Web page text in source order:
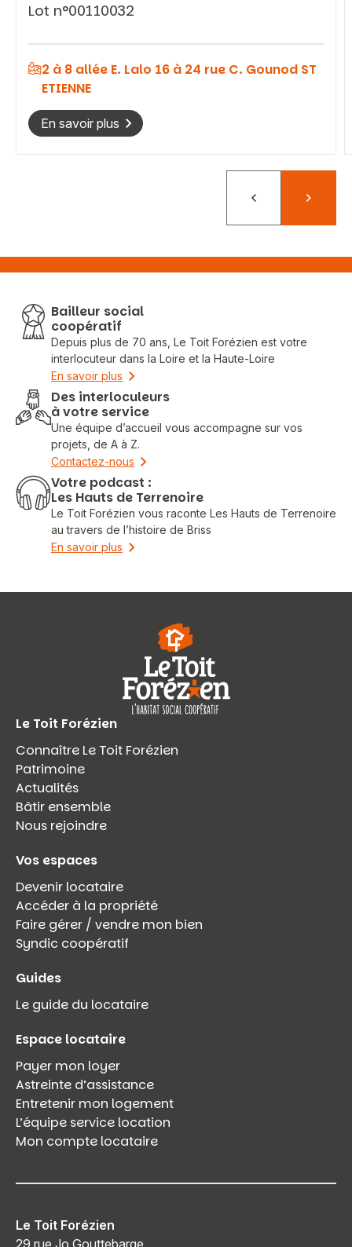
Rechercher
Lot n°00110032
2 à 8 allée E. Lalo 16 à 24 rue C. Gounod ST
ETIENNE
En savoir plus
PrécédentSuivant
Bailleur social
coopératif
Depuis plus de 70 ans, Le Toit Forézien est votre
interlocuteur dans la Loire et la Haute-Loire
En savoir plus
Des interloculeurs
à votre service
Une équipe d’accueil vous accompagne sur vos
projets, de A à Z.
Contactez-nous
Votre podcast :
Les Hauts de Terrenoire
Le Toit Forézien vous raconte Les Hauts de Terrenoire
au travers de l’histoire de Briss
En savoir plus
Le Toit Forézien
Connaître Le Toit Forézien
Patrimoine
Actualités
Bâtir ensemble
Nous rejoindre
Vos espaces
Devenir locataire
Accéder à la propriété
Faire gérer / vendre mon bien
Syndic coopératif
Guides
Le guide du locataire
Espace locataire
Payer mon loyer
Astreinte d’assistance
Entretenir mon logement
L’équipe service location
Mon compte locataire
Le Toit Forézien